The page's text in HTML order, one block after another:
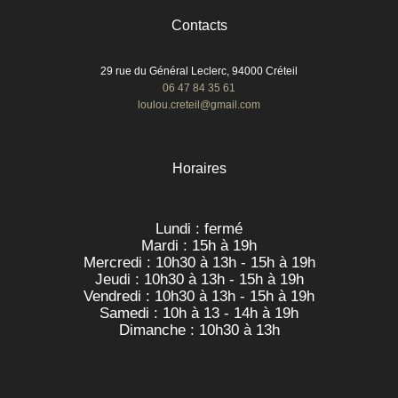
Contacts
29 rue du Général Leclerc, 94000 Créteil
06 47 84 35 61
loulou.creteil@gmail.com
Horaires
Lundi : fermé
Mardi : 15h à 19h
Mercredi : 10h30 à 13h - 15h à 19h
Jeudi : 10h30 à 13h - 15h à 19h
Vendredi : 10h30 à 13h - 15h à 19h
Samedi : 10h à 13 - 14h à 19h
Dimanche : 10h30 à 13h